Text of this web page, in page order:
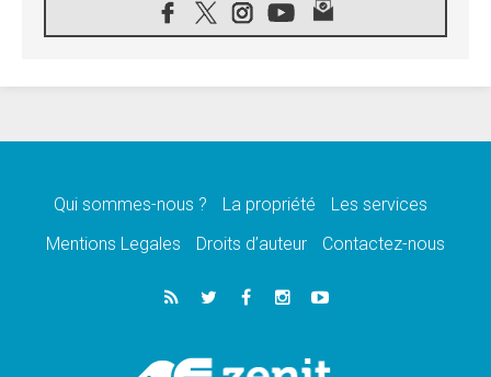
07.08.2026
Congo-Brazzaville : le 15 août, entre
une signature»
Le programme du voyage apostolique du
07.08.2026
1ère Conférence continentale sur l'éducation
Un logo symbolique pour la venue du Pape
Qui sommes-nous ? La propriété
Les services
Mentions Legales
Droits d’auteur Contactez-nous